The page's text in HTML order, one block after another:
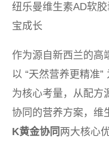
纽乐曼维生素AD软
宝成长
作为源自新西兰的高
以 “天然营养更精准
为核心考量，从配方
协同的营养方案，维
K黄金协同 两大核心